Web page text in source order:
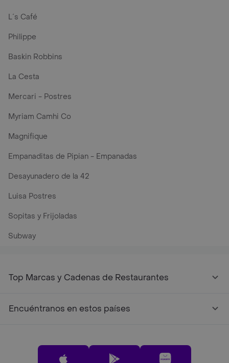
L´s Café
Philippe
Baskin Robbins
La Cesta
Mercari - Postres
Myriam Camhi Co
Magnifique
Empanaditas de Pipian - Empanadas
Desayunadero de la 42
Luisa Postres
Sopitas y Frijoladas
Subway
Top Marcas y Cadenas de Restaurantes
Encuéntranos en estos países